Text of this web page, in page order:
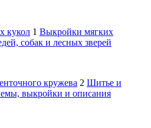
кукол 1 Выкройки мягких
собак и лесных зверей
кружева 2 Шитье и
выкройки и описания